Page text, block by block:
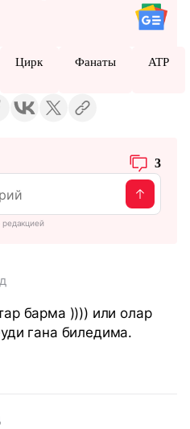
Цирк Фанаты ATP
3
барма )))) или олар
гана биледима.